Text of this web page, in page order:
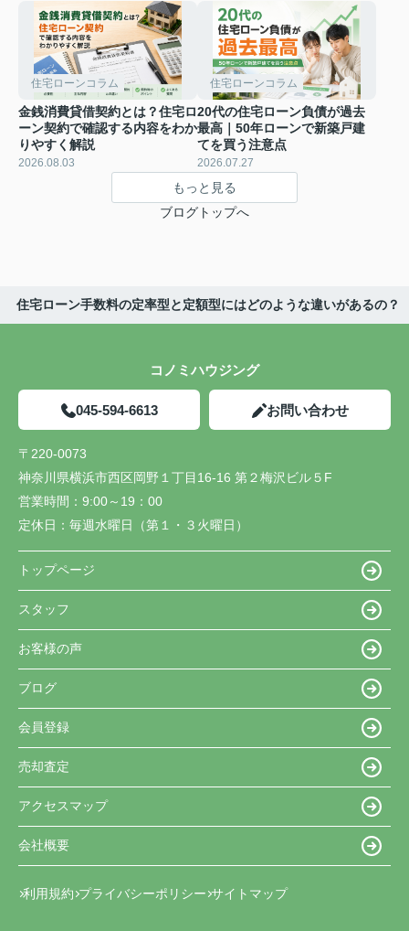
住宅ローンコラム
金銭消費貸借契約とは？住宅ロ
ーン契約で確認する内容をわか
りやすく解説
2026.08.03
住宅ローンコラム
20代の住宅ローン負債が過去
最高｜50年ローンで新築戸建
てを買う注意点
2026.07.27
もっと見る
ブログトップへ
住宅ローン手数料の定率型と定額型にはどのような違いがあるの？
コノミハウジング
045-594-6613 お問い合わせ
〒220-0073
神奈川県横浜市西区岡野１丁目16-16 第２梅沢ビル５F
営業時間： 9:00～19：00
定休日： 毎週水曜日（第１・３火曜日）
トップページ
スタッフ
お客様の声
ブログ
会員登録
売却査定
アクセスマップ
会社概要
利用規約 プライバシーポリシー サイトマップ